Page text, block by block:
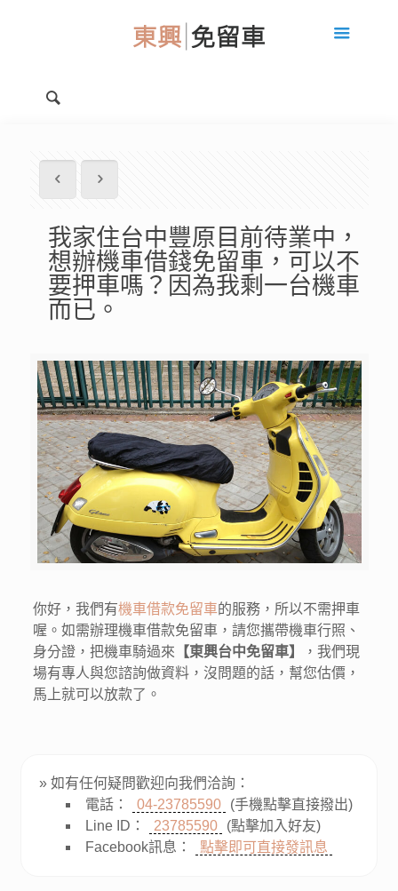
我家住台中豐原目前待業中，
想辦機車借錢免留車，可以不
要押車嗎？因為我剩一台機車
而已。
你好，我們有機車借款免留車的服務，所以不需押車
喔。如需辦理機車借款免留車，請您攜帶機車行照、
身分證，把機車騎過來 【東興台中免留車】
，我們現
場有專人與您諮詢做資料，沒問題的話，幫您估價，
馬上就可以放款了。
» 如有任何疑問歡迎向我們洽詢：
電話：
04-23785590
(手機點擊直接撥出)
Line ID：
23785590
(點擊加入好友)
Facebook訊息：
點擊即可直接發訊息